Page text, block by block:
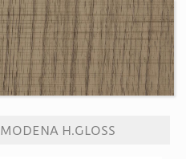
MODENA H.GLOSS